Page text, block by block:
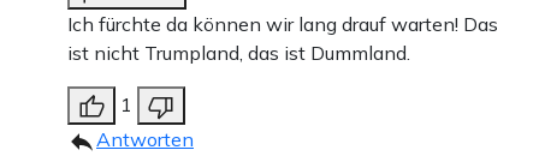
Ich fürchte da können wir lang drauf warten! Das
ist nicht Trumpland, das ist Dummland.
1
Antworten